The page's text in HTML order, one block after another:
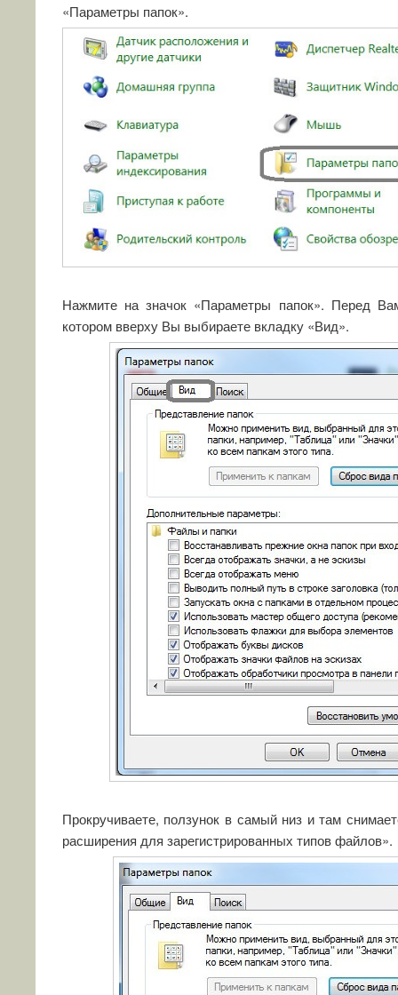
«Параметры папок».
Нажмите на значок «Параметры папок». Перед
котором вверху Вы выбираете вкладку «Вид».
Прокручиваете, ползунок в самый низ и там
расширения для зарегистрированных типов файлов».